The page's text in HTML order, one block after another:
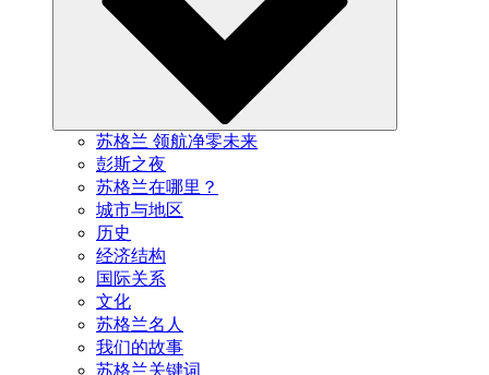
苏格兰 领航净零未来
彭斯之夜
苏格兰在哪里？
城市与地区
历史
经济结构
国际关系
文化
苏格兰名人
我们的故事
苏格兰关键词